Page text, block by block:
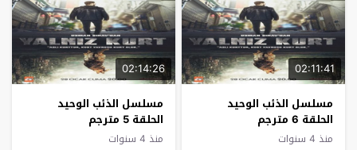
02:11:41
مسلسل الذئب الوحيد
الحلقة 6 مترجم
منذ 4 سنوات
02:14:26
مسلسل الذئب الوحيد
الحلقة 5 مترجم
منذ 4 سنوات